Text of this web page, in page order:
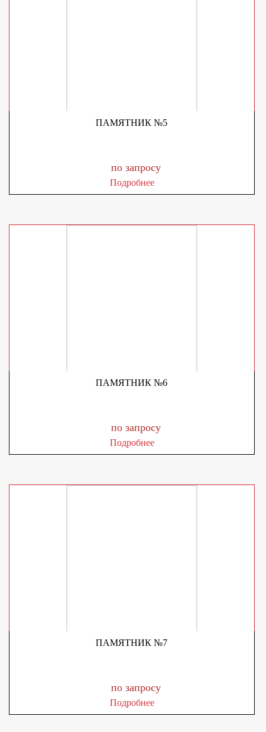
ПАМЯТНИК №5
по запросу
Подробнее
ПАМЯТНИК №6
по запросу
Подробнее
ПАМЯТНИК №7
по запросу
Подробнее